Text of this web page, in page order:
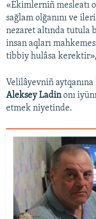
«Ekimlerniñ mesleatı
sağlam olğanını ve
nezaret altında tutula
insan aqları
tibbiy hulâsa
Velilâyevniñ
Aleksey Ladinonı
etmek niyetinde.